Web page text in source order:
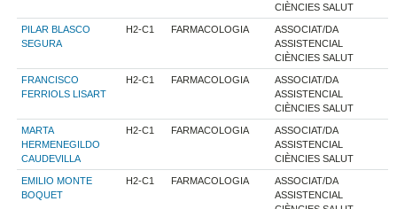
CIÈNCIES SALUT
PILAR BLASCO
SEGURA
H2-C1 FARMACOLOGIA
ASSOCIAT/DA
ASSISTENCIAL
CIÈNCIES SALUT
FRANCISCO
FERRIOLS LISART
H2-C1 FARMACOLOGIA
ASSOCIAT/DA
ASSISTENCIAL
CIÈNCIES SALUT
MARTA
HERMENEGILDO
CAUDEVILLA
H2-C1 FARMACOLOGIA
ASSOCIAT/DA
ASSISTENCIAL
CIÈNCIES SALUT
EMILIO MONTE
BOQUET
H2-C1 FARMACOLOGIA
ASSOCIAT/DA
ASSISTENCIAL